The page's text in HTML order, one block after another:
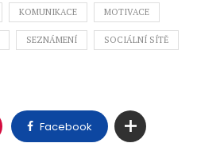
KOMUNIKACE MOTIVACE
SEZNÁMENÍ SOCIÁLNÍ SÍTĚ
Facebook